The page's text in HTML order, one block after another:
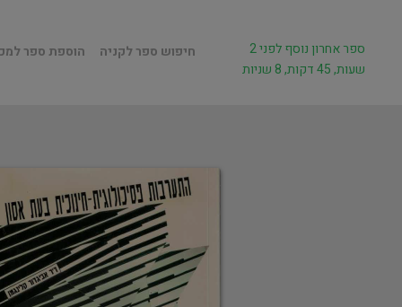
חיפוש ספר לקניה הוספת ספר
ספר אחרון נוסף לפני 2
שעות, 45 דקות, 8 שניות